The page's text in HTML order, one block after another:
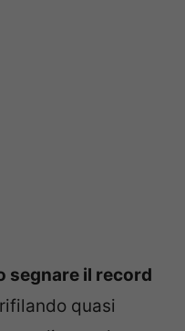
segnare il record
quasi